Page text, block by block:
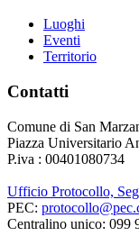
Luoghi
Eventi
Territorio
Contatti
Comune di San
Piazza Universitario
P.iva : 00401080734
Ufficio Protocollo,
PEC:
Centralino unico: 099